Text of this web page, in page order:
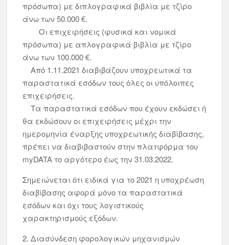
πρόσωπα) με διπλογραφικά βιβλία με τζίρο
άνω των 50.000 €.
Οι επιχειρήσεις (φυσικά και νομικά
πρόσωπα) με απλογραφικά βιβλία με τζίρο
άνω των 100.000 €.
Από 1.11.2021 διαβιβάζουν υποχρεωτικά τα
παραστατικά εσόδων τους όλες οι υπόλοιπες
επιχειρήσεις.
Τα παραστατικά εσόδων που έχουν εκδώσει ή
θα εκδώσουν οι επιχειρήσεις μέχρι την
ημερομηνία έναρξης υποχρεωτικής διαβίβασης,
πρέπει να διαβιβαστούν στην πλατφόρμα του
myDATA το αργότερο έως την 31.03.2022.
Σημειώνεται ότι ειδικά για το 2021 η υποχρέωση
διαβίβασης αφορά μόνο τα παραστατικά
εσόδων και όχι τους λογιστικούς
χαρακτηρισμούς εξόδων.
2. Διασύνδεση φορολογικών μηχανισμών